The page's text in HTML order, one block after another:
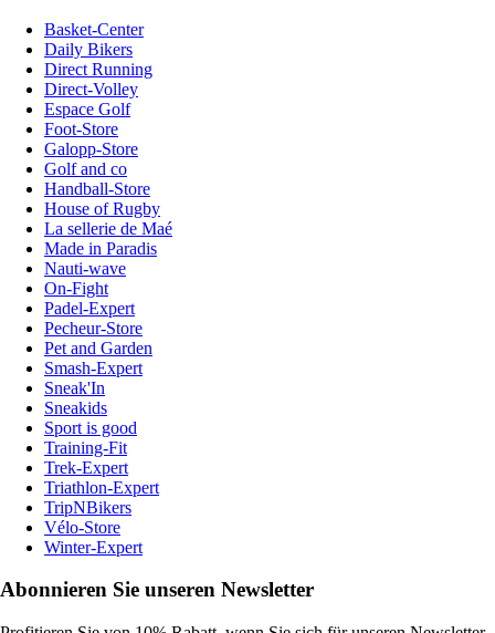
Basket-Center
Daily Bikers
Direct Running
Direct-Volley
Espace Golf
Foot-Store
Galopp-Store
Golf and co
Handball-Store
House of Rugby
La sellerie de Maé
Made in Paradis
Nauti-wave
On-Fight
Padel-Expert
Pecheur-Store
Pet and Garden
Smash-Expert
Sneak'In
Sneakids
Sport is good
Training-Fit
Trek-Expert
Triathlon-Expert
TripNBikers
Vélo-Store
Winter-Expert
Abonnieren Sie unseren Newsletter